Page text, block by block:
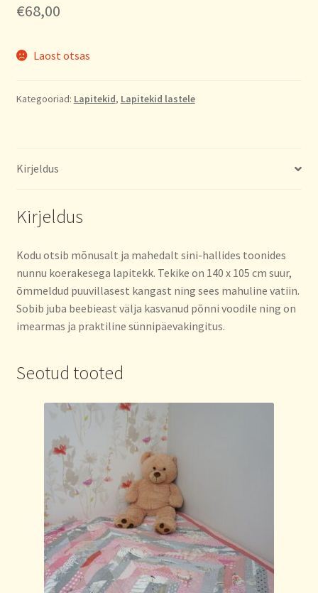
€68,00
Laost otsas
Kategooriad: Lapitekid, Lapitekid lastele
Kirjeldus
Kirjeldus
Kodu otsib mõnusalt ja mahedalt sini-hallides toonides
nunnu koerakesega lapitekk. Tekike on 140 x 105 cm suur,
õmmeldud puuvillasest kangast ning sees mahuline vatiin.
Sobib juba beebieast välja kasvanud põnni voodile ning on
imearmas ja praktiline sünnipäevakingitus.
Seotud tooted